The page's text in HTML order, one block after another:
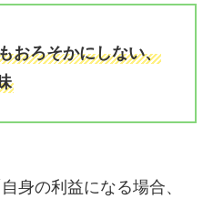
おろそかにしない、
身の利益になる場合、